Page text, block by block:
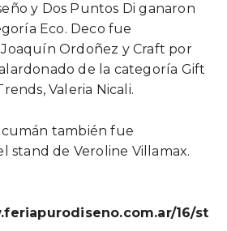
y Dos Puntos Di ganaron
Eco. Deco fue
Ordoñez y Craft por
de la categoría Gift
Valeria Nicali.
también fue
stand de Veroline Villamax.
16/st